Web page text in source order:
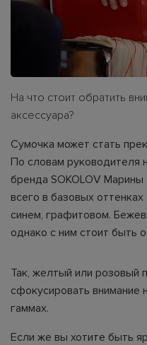
На что стоит обратить
аксессуара?
Сумочка может стать
По словам руководителя
бренда SOKOLOV
всего в базовых
синем, графитовом.
однако с ним стоит быть
Так, желтый или розовый
сфокусировать внимание
гаммах.
Если же вы хотите быть